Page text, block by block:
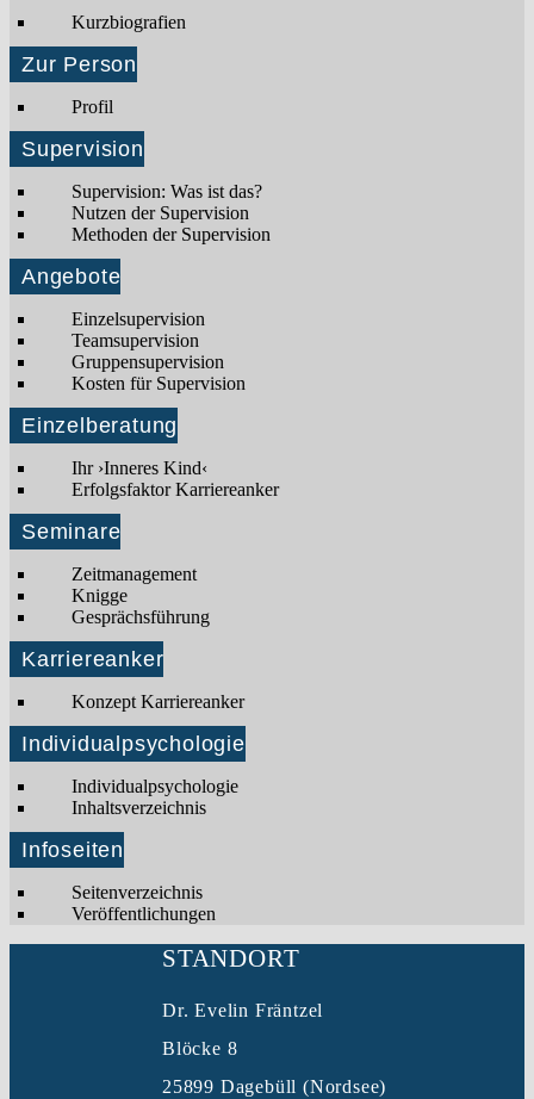
Kurzbiografien
Zur Person
Profil
Supervision
Supervision: Was ist das?
Nutzen der Supervision
Methoden der Supervision
Angebote
Einzelsupervision
Teamsupervision
Gruppensupervision
Kosten für Supervision
Einzelberatung
Ihr ›Inneres Kind‹
Erfolgsfaktor Karriereanker
Seminare
Zeitmanagement
Knigge
Gesprächsführung
Karriereanker
Konzept Karriereanker
Individualpsychologie
Individualpsychologie
Inhaltsverzeichnis
Infoseiten
Seitenverzeichnis
Veröffentlichungen
STANDORT
Dr. Evelin Fräntzel
Blöcke 8
25899 Dagebüll (Nordsee)